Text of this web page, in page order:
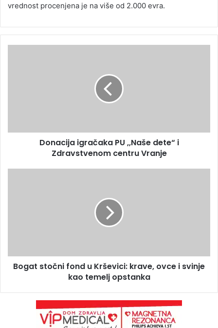
vrednost procenjena je na više od 2.000 evra.
Donacija igračaka PU ,,Naše dete“ i
Zdravstvenom centru Vranje
Bogat stočni fond u Krševici: krave, ovce i svinje
kao temelj opstanka